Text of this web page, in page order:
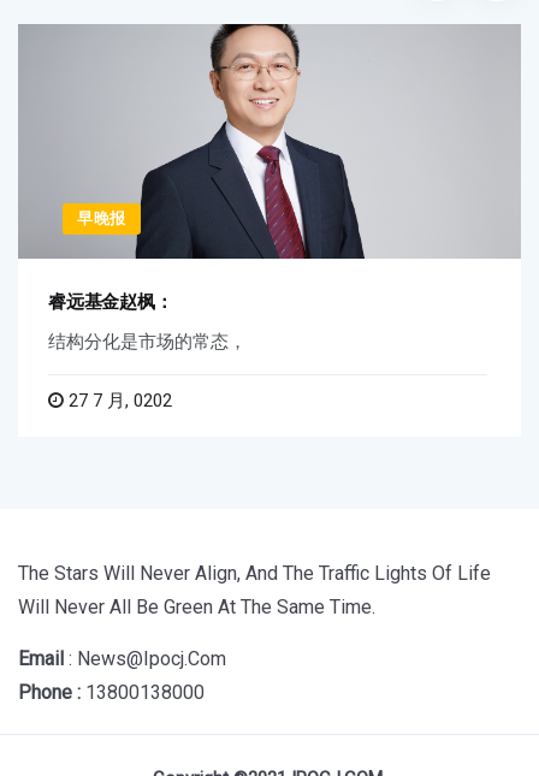
早晚报
睿远基金赵枫：
结构分化是市场的常态，
27 7 月, 0202
The Stars Will Never Align, And The Traffic Lights Of Life
Will Never All Be Green At The Same Time.
Email : News@ipocj.com
Phone : 13800138000